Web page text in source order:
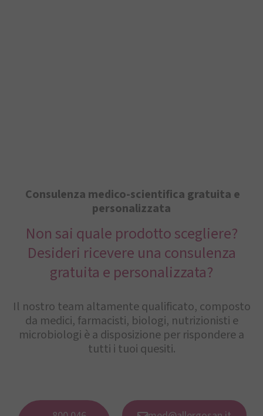
Consulenza medico-scientifica gratuita e
personalizzata
Non sai quale prodotto scegliere?
Desideri ricevere una consulenza
gratuita e personalizzata?
Il nostro team altamente qualificato, composto
da medici, farmacisti, biologi, nutrizionisti e
microbiologi è a disposizione per rispondere a
tutti i tuoi quesiti.